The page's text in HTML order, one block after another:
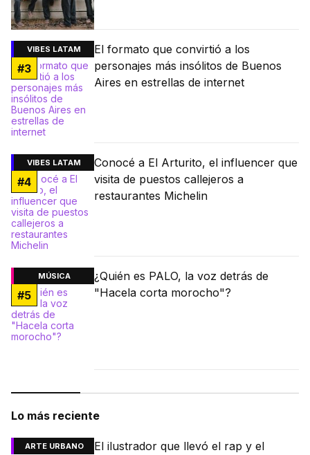
VIBES LATAM
#3
El formato que convirtió a los
personajes más insólitos de Buenos
Aires en estrellas de internet
VIBES LATAM
#4
Conocé a El Arturito, el influencer que
visita de puestos callejeros a
restaurantes Michelin
MÚSICA
#5
¿Quién es PALO, la voz detrás de
"Hacela corta morocho"?
Lo más reciente
ARTE URBANO
El ilustrador que llevó el rap y el